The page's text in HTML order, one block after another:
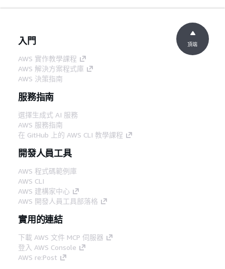
入門
AWS 實作教學課程
AWS 解決方案程式庫
AWS 決策指南
服務指南
選擇生成式 AI 服務
AWS 服務指南
在 GitHub 上的 AWS CLI 教學課程
開發人員工具
AWS 程式碼範例庫
AWS CLI
AWS 建構家中心
AWS 開發人員工具部落格
實用的連結
下載 AWS 文件 MCP 伺服器
登入 AWS Console
AWS re:Post
頂端